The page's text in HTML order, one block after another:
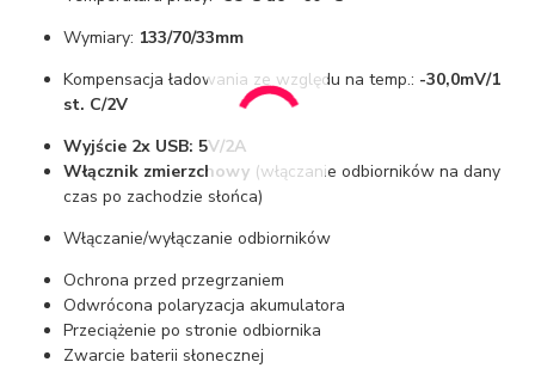
Wymiary: 133/70/33mm
Kompensacja ładowania ze względu na temp.: -30,0mV/1
st. C/2V
Wyjście 2x USB: 5V/2A
Włącznik zmierzchowy (włączanie odbiorników na dany
czas po zachodzie słońca)
Włączanie/wyłączanie odbiorników
Ochrona przed przegrzaniem
Odwrócona polaryzacja akumulatora
Przeciążenie po stronie odbiornika
Zwarcie baterii słonecznej